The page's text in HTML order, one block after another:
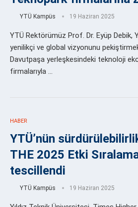
YTÜ Kampüs 19 Haziran 2025
YTÜ Rektörümüz Prof. Dr. Eyüp Debik,
yenilikçi ve global vizyonunu
Davutpaşa yerleşkesindeki teknoloji
firmalarıyla …
HABER
YTÜ’nün
THE 2025 Etki
tescillendi
YTÜ Kampüs 19 Haziran 2025